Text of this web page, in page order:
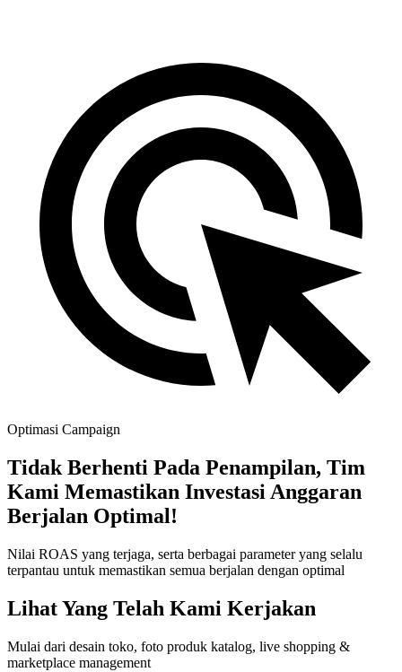
Optimasi Campaign
Tidak Berhenti Pada Penampilan, Tim
Kami Memastikan Investasi Anggaran
Berjalan Optimal!
Nilai ROAS yang terjaga, serta berbagai parameter yang selalu
terpantau untuk memastikan semua berjalan dengan optimal
Lihat Yang Telah Kami Kerjakan
Mulai dari desain toko, foto produk katalog, live shopping &
marketplace management